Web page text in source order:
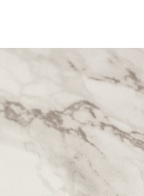
すべて Mari